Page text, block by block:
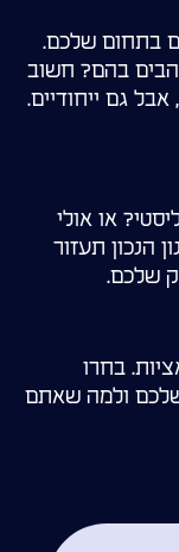
בתחום שלכם.
בהם? חשוב
גם ייחודיים.
או אולי
הנכון תעזור
שלכם.
בחרו
ולמה שאתם